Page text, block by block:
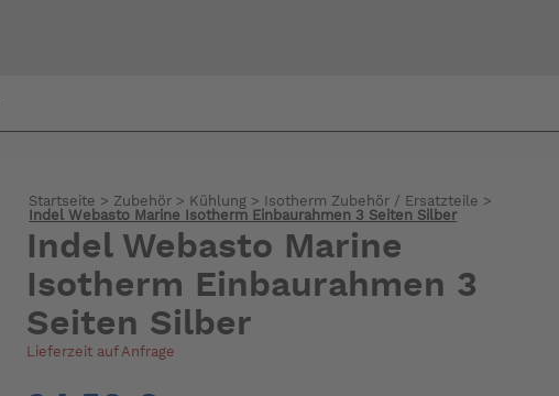
Startseite > Zubehör > Kühlung > Isotherm Zubehör / Ersatzteile >
Indel Webasto Marine Isotherm Einbaurahmen 3 Seiten Silber
Indel Webasto Marine
Isotherm Einbaurahmen 3
Seiten Silber
Lieferzeit auf Anfrage